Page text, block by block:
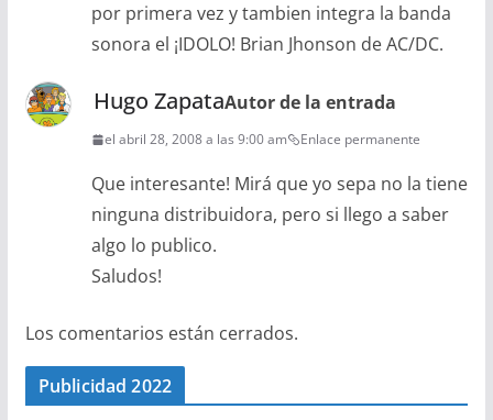
por primera vez y tambien integra la banda
sonora el ¡IDOLO! Brian Jhonson de AC/DC.
Hugo ZapataAutor de la entrada
el abril 28, 2008 a las 9:00 am Enlace permanente
Que interesante! Mirá que yo sepa no la tiene
ninguna distribuidora, pero si llego a saber
algo lo publico.
Saludos!
Los comentarios están cerrados.
Publicidad 2022